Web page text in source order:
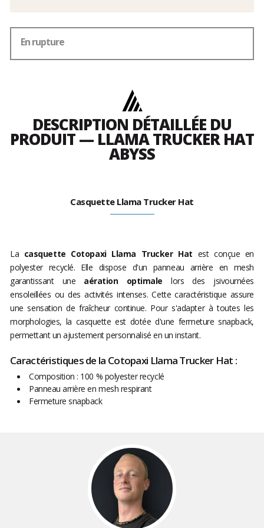
En rupture
DESCRIPTION DÉTAILLÉE DU
PRODUIT — LLAMA TRUCKER HAT
ABYSS
Casquette Llama Trucker Hat
La casquette Cotopaxi Llama Trucker Hat est conçue en
polyester recyclé. Elle dispose d'un panneau arrière en mesh
garantissant une aération optimale lors des jsivournées
ensoleillées ou des activités intenses. Cette caractéristique assure
une sensation de fraîcheur continue. Pour s'adapter à toutes les
morphologies, la casquette est dotée d'une fermeture snapback,
permettant un ajustement personnalisé en un instant.
Caractéristiques de la Cotopaxi Llama Trucker Hat :
Composition : 100 % polyester recyclé
Panneau arrière en mesh respirant
Fermeture snapback